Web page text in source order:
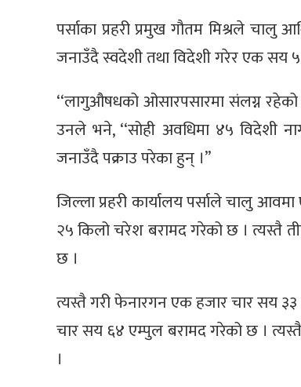
पर्साका प्रहरी प्रमुख गौतम मिश्रले
जनाउँदै स्वदेशी तथा विदेशी गरेर एक सय
‘‘लागुऔषधको ओसारपसारमा संलग्न
उनले भने, ‘‘सोही अवधिमा ४५ विदेशी
जनाउँदै पक्राउ परेका हुन् ।’’
जिल्ला प्रहरी कार्यालय पर्साले चालु
२५ किलो चरेश बरामद गरेको छ । त्यस्तै
छ ।
त्यस्तै गरी फेनारगन एक हजार चार सय
चार सय ६४ एम्पुल बरामद गरेको छ ।
।